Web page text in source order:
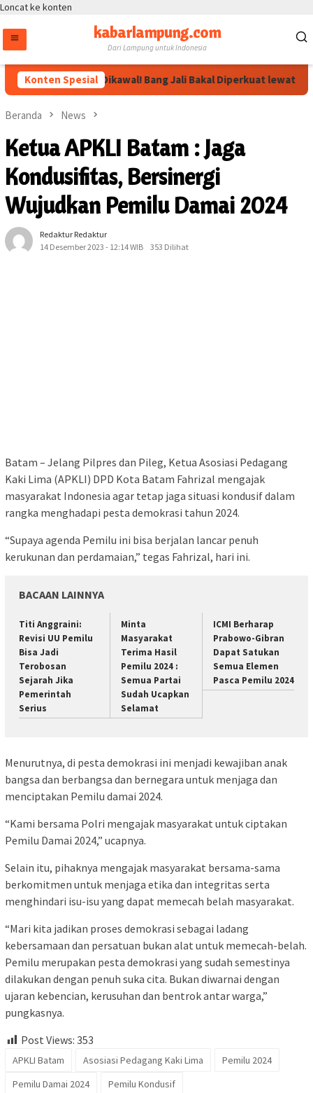
Loncat ke konten
kabarlampung.com
Dari Lampung untuk Indonesia
Konten Spesial
Megawati Dikawal! Bang Jali Bakal Diperkuat lewat Pojok
Beranda News
Ketua APKLI Batam : Jaga
Kondusifitas, Bersinergi
Wujudkan Pemilu Damai 2024
Redaktur Redaktur
14 Desember 2023 - 12:14 WIB
353 Dilihat
Batam – Jelang Pilpres dan Pileg, Ketua Asosiasi Pedagang
Kaki Lima (APKLI) DPD Kota Batam Fahrizal mengajak
masyarakat Indonesia agar tetap jaga situasi kondusif dalam
rangka menghadapi pesta demokrasi tahun 2024.
“Supaya agenda Pemilu ini bisa berjalan lancar penuh
kerukunan dan perdamaian,” tegas Fahrizal, hari ini.
BACAAN LAINNYA
Titi Anggraini:
Revisi UU Pemilu
Bisa Jadi
Terobosan
Sejarah Jika
Pemerintah
Serius
Minta
Masyarakat
Terima Hasil
Pemilu 2024 :
Semua Partai
Sudah Ucapkan
Selamat
ICMI Berharap
Prabowo-Gibran
Dapat Satukan
Semua Elemen
Pasca Pemilu 2024
Menurutnya, di pesta demokrasi ini menjadi kewajiban anak
bangsa dan berbangsa dan bernegara untuk menjaga dan
menciptakan Pemilu damai 2024.
“Kami bersama Polri mengajak masyarakat untuk ciptakan
Pemilu Damai 2024,” ucapnya.
Selain itu, pihaknya mengajak masyarakat bersama-sama
berkomitmen untuk menjaga etika dan integritas serta
menghindari isu-isu yang dapat memecah belah masyarakat.
“Mari kita jadikan proses demokrasi sebagai ladang
kebersamaan dan persatuan bukan alat untuk memecah-belah.
Pemilu merupakan pesta demokrasi yang sudah semestinya
dilakukan dengan penuh suka cita. Bukan diwarnai dengan
ujaran kebencian, kerusuhan dan bentrok antar warga,”
pungkasnya.
Post Views: 353
APKLI Batam Asosiasi Pedagang Kaki Lima
Pemilu 2024
Pemilu Damai 2024
Pemilu Kondusif